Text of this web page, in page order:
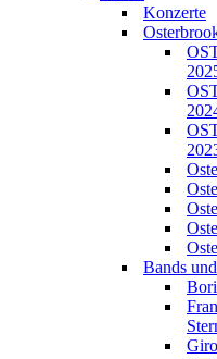
Konzerte
Bands